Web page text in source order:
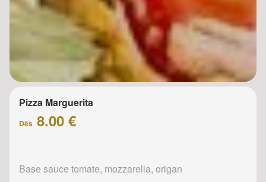
Pizza Marguerita
Dès 8.00 €
Base sauce tomate, mozzarella, origan